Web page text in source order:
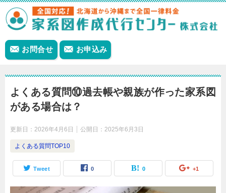
お問合せ お申込み
よくある質問⑩過去帳や親族が作った家系図
がある場合は？
更新日： 2026年4月6日 公開日： 2025年6月3日
よくある質問TOP10
Tweet 0 0 +1